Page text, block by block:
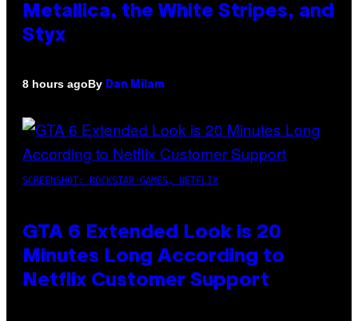
Metallica, the White Stripes, and
Styx
8 hours agoBy Dan Milam
SCREENSHOT: ROCKSTAR GAMES, NETFLIX
GTA 6 Extended Look is 20
Minutes Long According to
Netflix Customer Support